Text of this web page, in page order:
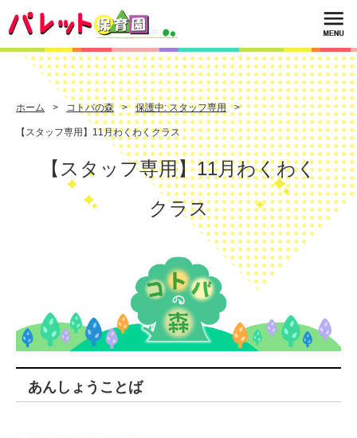
ホーム コトバの森 保護中: スタッフ専用
【スタッフ専用】11月わくわくクラス
【スタッフ専用】11月わくわく
クラス
あんしょうことば